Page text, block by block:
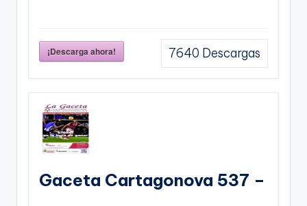
¡Descarga ahora! 7640 Descargas
Gaceta Cartagonova 537 –